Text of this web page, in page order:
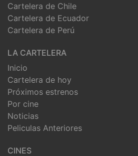
Cartelera de Chile
Cartelera de Ecuador
Cartelera de Perú
LA CARTELERA
Inicio
Cartelera de hoy
Próximos estrenos
Por cine
Noticias
Peliculas Anteriores
CINES